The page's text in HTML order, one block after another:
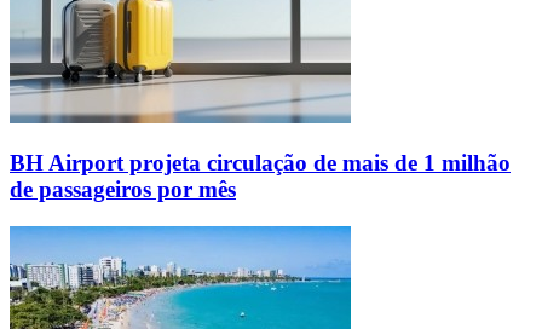
BH Airport projeta circulação de mais de 1 milhão
de passageiros por mês